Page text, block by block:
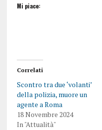
Mi piace:
Correlati
Scontro tra due ‘volanti’
della polizia, muore un
agente a Roma
18 Novembre 2024
In "Attualità"